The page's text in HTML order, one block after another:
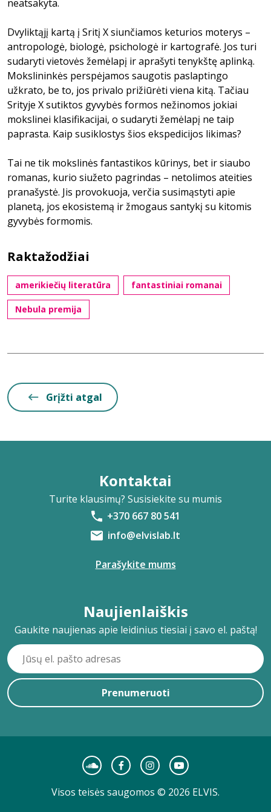
neatsakyta.
Dvyliktąjį kartą į Sritį X siunčiamos keturios moterys –
antropologė, biologė, psichologė ir kartografė. Jos turi
sudaryti vietovės žemėlapį ir aprašyti tenykštę aplinką.
Mokslininkės perspėjamos saugotis paslaptingo
užkrato, be to, jos privalo prižiūrėti viena kitą. Tačiau
Srityje X sutiktos gyvybės formos nežinomos jokiai
mokslinei klasifikacijai, o sudaryti žemėlapį ne taip
paprasta. Kaip susiklostys šios ekspedicijos likimas?
Tai ne tik mokslinės fantastikos kūrinys, bet ir siaubo
romanas, kurio siužeto pagrindas – netolimos ateities
pranašystė. Jis provokuoja, verčia susimąstyti apie
planetą, jos ekosistemą ir žmogaus santykį su kitomis
gyvybės formomis.
Raktažodžiai
amerikiečių literatūra fantastiniai romanai
Nebula premija
Grįžti atgal
Kontaktai
Turite klausimų? Susisiekite su mumis
+370 667 80 541
info@elvislab.lt
Parašykite mums
Naujienlaiškis
Gaukite naujienas apie leidinius tiesiai į savo el. paštą!
Prenumeruoti
Visos teisės saugomos © 2026 ELVIS.